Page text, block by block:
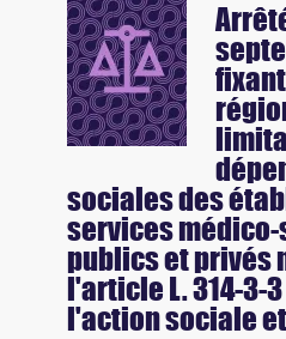
sociales des
services
publics et privés
l'article L. 314-3-
l'action sociale